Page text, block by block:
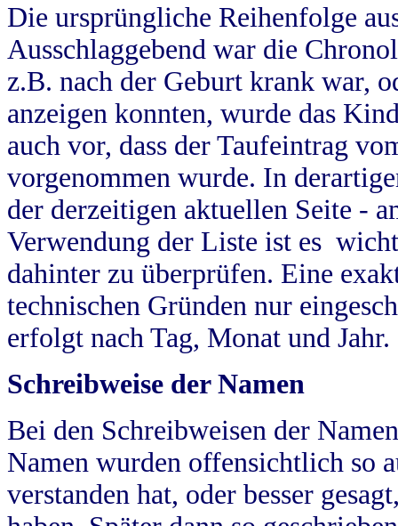
Die ursprüngliche Reihenfolge
Ausschlaggebend war die
z.B. nach der Geburt krank war,
anzeigen konnten, wurde das
auch vor, dass der Taufeintrag
vorgenommen wurde. In
der derzeitigen aktuellen Seite -
Verwendung der Liste ist es
dahinter zu überprüfen. Eine
technischen Gründen nur
erfolgt nach Tag, Monat und Jahr.
Schreibweise der Namen
Bei den Schreibweisen der
Namen wurden offensichtlich so
verstanden hat, oder besser